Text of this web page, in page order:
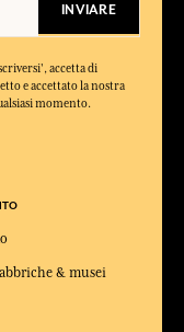
INVIARE
accetta di
e accettato la nostra
momento.
& musei